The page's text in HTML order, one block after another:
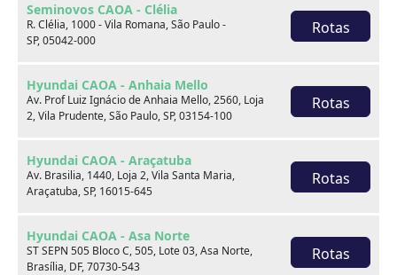
Seminovos CAOA - Clélia
R. Clélia, 1000 - Vila Romana, São Paulo -
SP, 05042-000
Rotas
Hyundai CAOA - Anhaia Mello
Av. Prof Luiz Ignácio de Anhaia Mello, 2560, Loja
2, Vila Prudente, São Paulo, SP, 03154-100
Rotas
Hyundai CAOA - Araçatuba
Av. Brasilia, 1440, Loja 2, Vila Santa Maria,
Araçatuba, SP, 16015-645
Rotas
Hyundai CAOA - Asa Norte
ST SEPN 505 Bloco C, 505, Lote 03, Asa Norte,
Brasília, DF, 70730-543
Rotas
Sobre nós